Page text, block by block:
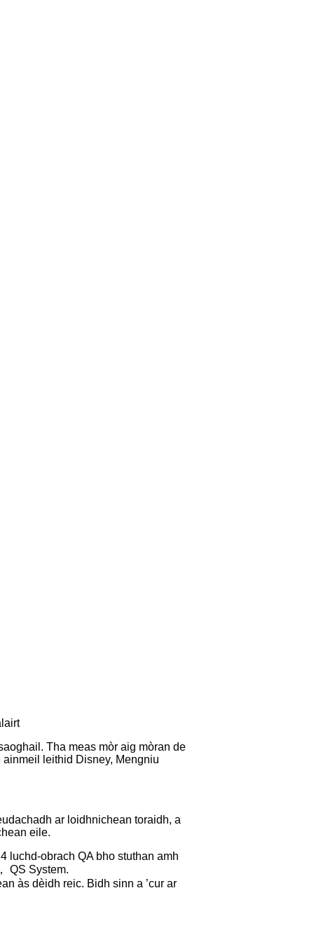
Tha meas mòr aig mòran de
leithid Disney, Mengniu
ar loidhnichean toraidh, a
eile.
luchd-obrach QA bho stuthan amh
QS System.
às dèidh reic. Bidh sinn a ’cur ar